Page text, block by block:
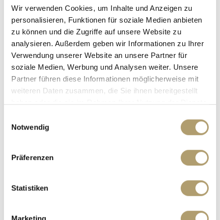
Wir verwenden Cookies, um Inhalte und Anzeigen zu
personalisieren, Funktionen für soziale Medien anbieten
zu können und die Zugriffe auf unsere Website zu
analysieren. Außerdem geben wir Informationen zu Ihrer
Verwendung unserer Website an unsere Partner für
soziale Medien, Werbung und Analysen weiter. Unsere
Partner führen diese Informationen möglicherweise mit
weiteren Daten zusammen, die Sie ihnen bereitgestellt
haben oder die sie im Rahmen Ihrer Nutzung der Dienste
Notwendig
Präferenzen
Statistiken
Ansprechpartner
Frau Suzana Ritter